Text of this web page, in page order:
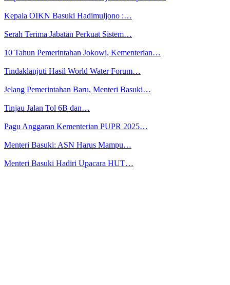
Kepala OIKN Basuki Hadimuljono :…
Serah Terima Jabatan Perkuat Sistem…
10 Tahun Pemerintahan Jokowi, Kementerian…
Tindaklanjuti Hasil World Water Forum…
Jelang Pemerintahan Baru, Menteri Basuki…
Tinjau Jalan Tol 6B dan…
Pagu Anggaran Kementerian PUPR 2025…
Menteri Basuki: ASN Harus Mampu…
Menteri Basuki Hadiri Upacara HUT…